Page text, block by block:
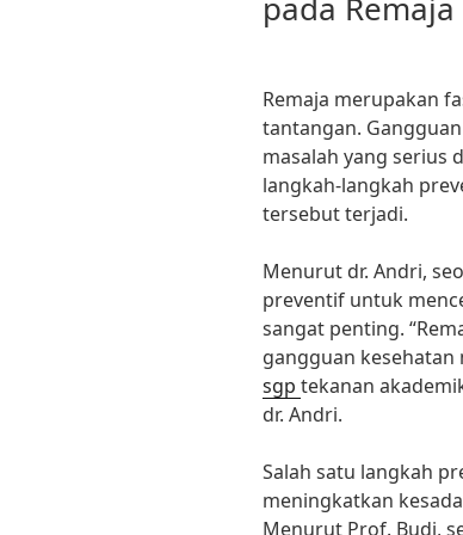
Remaja merupakan
tantangan.
masalah yang serius
langkah-langkah
tersebut terjadi.
Menurut dr. Andri,
preventif untuk
sangat penting.
gangguan
sgp tekanan
dr. Andri.
Salah satu langkah
meningkatkan
Menurut Prof. Budi,